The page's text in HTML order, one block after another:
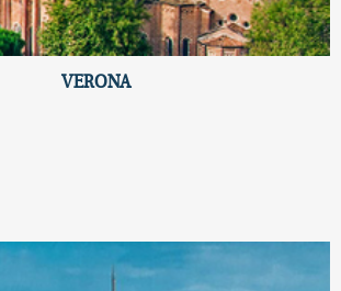
VERONA